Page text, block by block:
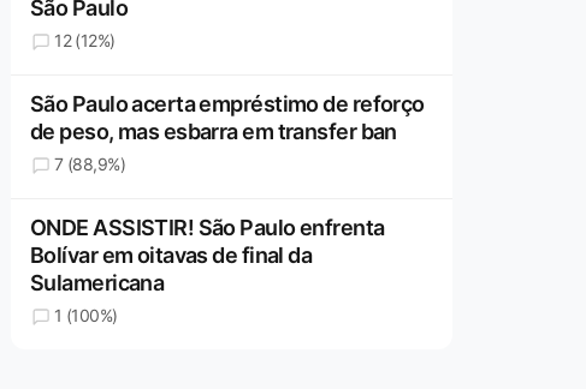
São Paulo
12 (12%)
São Paulo acerta empréstimo de reforço
de peso, mas esbarra em transfer ban
7 (88,9%)
ONDE ASSISTIR! São Paulo enfrenta
Bolívar em oitavas de final da
Sulamericana
1 (100%)